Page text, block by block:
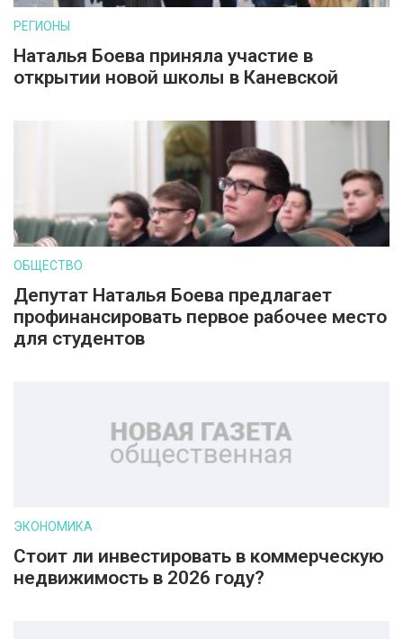
РЕГИОНЫ
Наталья Боева приняла участие в
открытии новой школы в Каневской
ОБЩЕСТВО
Депутат Наталья Боева предлагает
профинансировать первое рабочее место
для студентов
ЭКОНОМИКА
Стоит ли инвестировать в коммерческую
недвижимость в 2026 году?